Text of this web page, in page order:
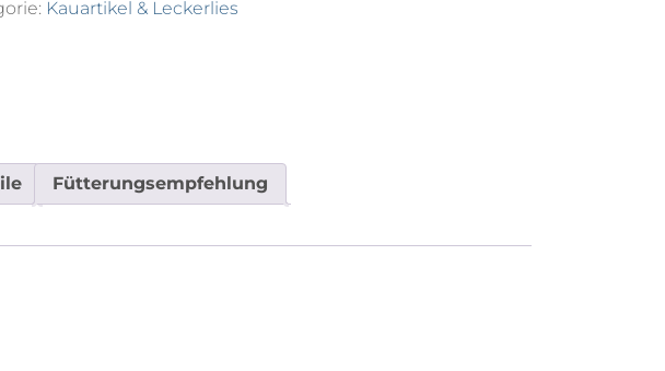
Kauartikel & Leckerlies
Fütterungsempfehlung